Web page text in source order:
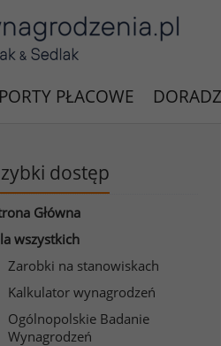
PŁACOWE
dostęp
Główna
wszystkich
Zarobki na stanowiskach
Kalkulator wynagrodzeń
Ogólnopolskie Badanie
Wynagrodzeń